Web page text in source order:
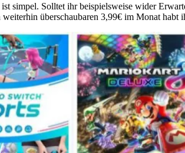
simpel. Solltet ihr beispielsweise wider
überschaubaren 3,99€ im Monat